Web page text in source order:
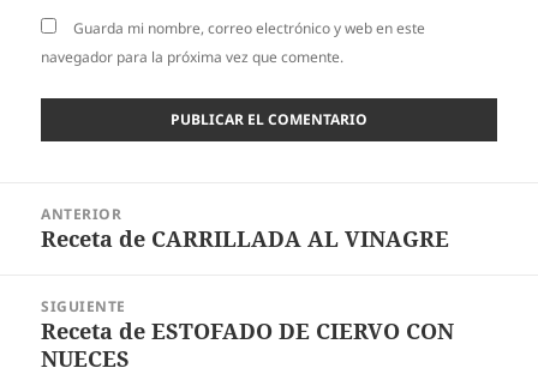
Guarda mi nombre, correo electrónico y web en este
navegador para la próxima vez que comente.
entradas
ANTERIOR
Entrada
Receta de CARRILLADA AL VINAGRE
SIGUIENTE
Entrada
siguiente:
Receta de ESTOFADO DE CIERVO CON
NUECES